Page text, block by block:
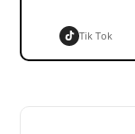
Tik Tok